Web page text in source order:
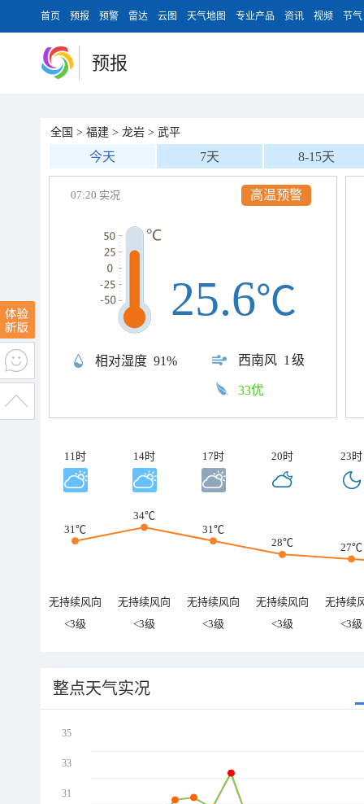
首页 预报 预警 雷达 云图 天气地图 专业产品 资讯 视频 节气
预报
全国 > 福建 > 龙岩 > 武平
今天 7天 8-15天
高温预警
07:20 实况
相对湿度 91% 西南风 1级
25.6℃
33优
11时 14时 17时 20时 23时
31℃
34℃
31℃
28℃
27℃
无持续风向 无持续风向 无持续风向 无持续风向
无持续
<3级
<3级 <3级 <3级 <3级
整点天气实况
35
33
31